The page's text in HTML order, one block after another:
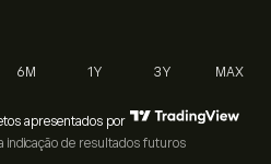
6M 1Y 3Y MAX
apresentados por
indicação de resultados futuros